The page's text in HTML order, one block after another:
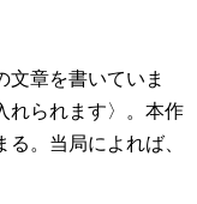
文章を書いていま
れられます〉。本作
。当局によれば、